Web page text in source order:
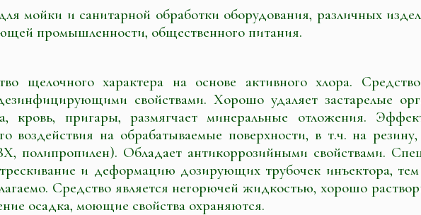
мойки и санитарной обработки оборудования, различных
промышленности, общественного питания.
щелочного характера на основе активного хлора.
свойствами. Хорошо удаляет застарелые
кровь, пригары, размягчает минеральные отложения.
воздействия на обрабатываемые поверхности, в т.ч. на
полипропилен). Обладает антикоррозийными свойствами.
и деформацию дозирующих трубочек инъектора,
Средство является негорючей жидкостью, хорошо
осадка, моющие свойства охраняются.